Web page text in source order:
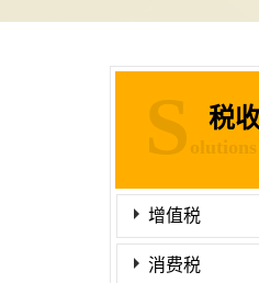
税
S olutions
增值税
消费税